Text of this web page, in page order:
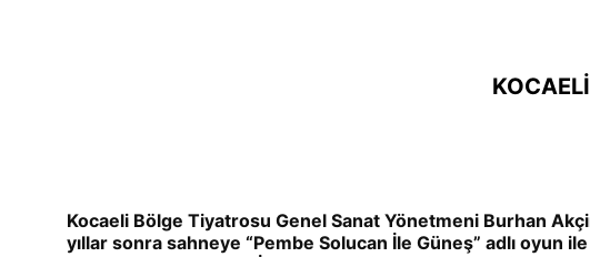
Kocaeli Bölge Tiyatrosu Genel Sanat Yönetmeni Burhan
yıllar sonra sahneye “Pembe Solucan İle Güneş” adlı oyun ile